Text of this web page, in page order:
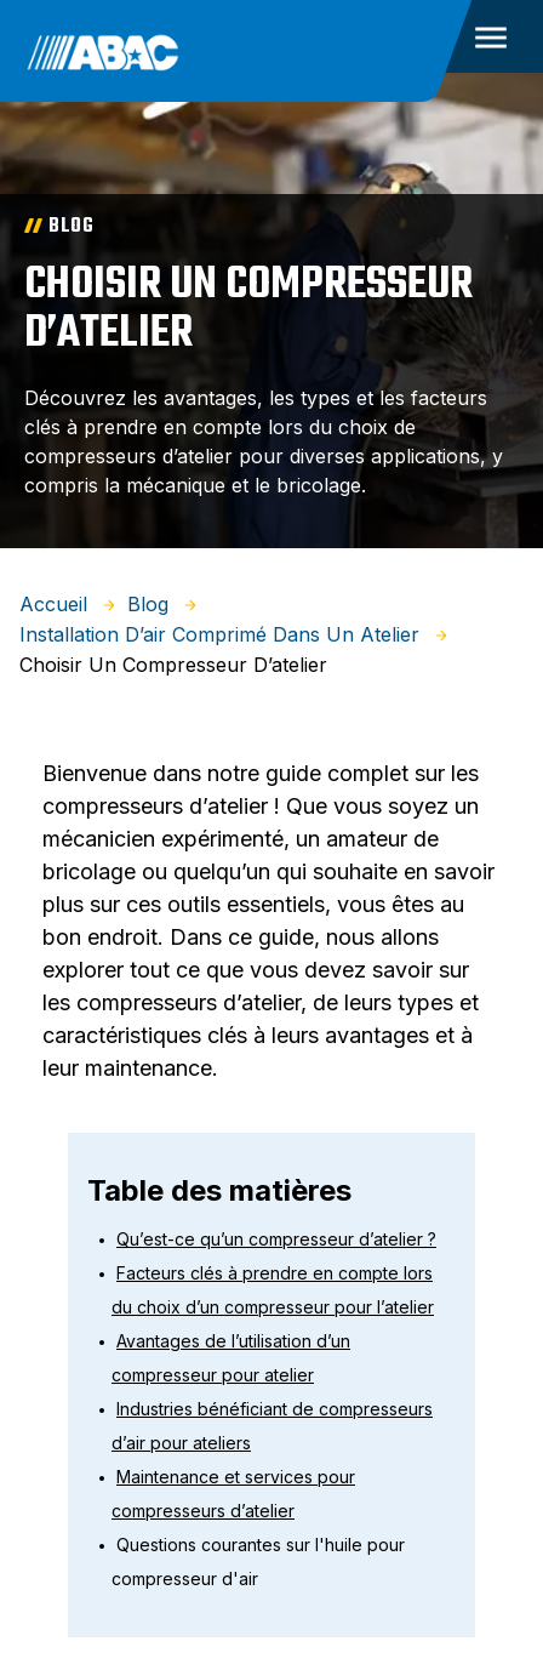
BLOG
CHOISIR UN COMPRESSEUR
D’ATELIER
Découvrez les avantages, les types et les facteurs
clés à prendre en compte lors du choix de
compresseurs d’atelier pour diverses applications, y
compris la mécanique et le bricolage.
Accueil
Blog
Installation D’air Comprimé Dans Un Atelier
Choisir Un Compresseur D’atelier
Bienvenue dans notre guide complet sur les
compresseurs d’atelier ! Que vous soyez un
mécanicien expérimenté, un amateur de
bricolage ou quelqu’un qui souhaite en savoir
plus sur ces outils essentiels, vous êtes au
bon endroit. Dans ce guide, nous allons
explorer tout ce que vous devez savoir sur
les compresseurs d’atelier, de leurs types et
caractéristiques clés à leurs avantages et à
leur maintenance.
Table des matières
Qu’est-ce qu’un compresseur d’atelier ?
Facteurs clés à prendre en compte lors
du choix d’un compresseur pour l’atelier
Avantages de l’utilisation d’un
compresseur pour atelier
Industries bénéficiant de compresseurs
d’air pour ateliers
Maintenance et services pour
compresseurs d’atelier
Questions courantes sur l'huile pour
compresseur d'air